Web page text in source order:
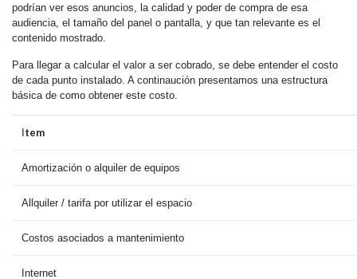
podrían ver esos anuncios, la calidad y poder de compra de esa
audiencia, el tamaño del panel o pantalla, y que tan relevante es el
contenido mostrado.
Para llegar a calcular el valor a ser cobrado, se debe entender el costo
de cada punto instalado. A continaución presentamos una estructura
básica de como obtener este costo.
tem
Amortización o alquiler de equipos
Allquiler / tarifa por utilizar el espacio
Costos asociados a mantenimiento
Internet